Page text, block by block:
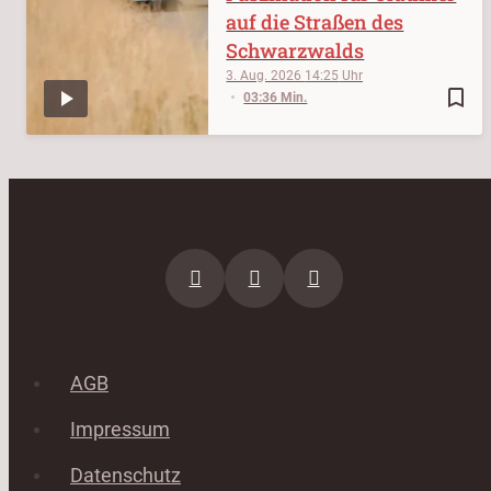
bookmark_border
3. Aug. 2026 14:25
03:36 Min.
auf die Straßen des
Schwarzwalds
AGB
Impressum
Datenschutz